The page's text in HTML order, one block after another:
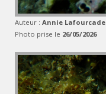
Auteur : Annie Lafourcade
Photo prise le 26/05/2026